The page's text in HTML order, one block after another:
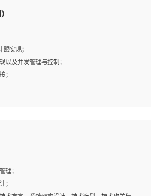
、ElasticSearch等开源数据库运维管理，
等大数据平台优先。
统，如有较强操作系统侧工作经验者优先。
的自我学习能力。
实现；
以及并发管理与控制；
；
能独立完成相应项目开发；
式；
等组件使用、熟悉后端开发、测试、调试流程
理；
；